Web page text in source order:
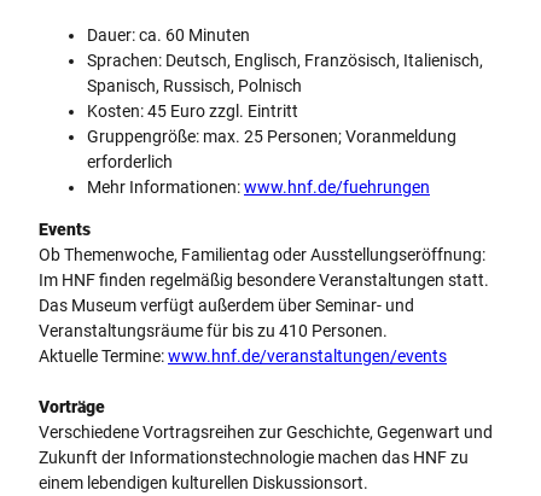
Dauer: ca. 60 Minuten
Sprachen: Deutsch, Englisch, Französisch, Italienisch,
Spanisch, Russisch, Polnisch
Kosten: 45 Euro zzgl. Eintritt
Gruppengröße: max. 25 Personen; Voranmeldung
erforderlich
Mehr Informationen:www.hnf.de/fuehrungen
Events
Ob Themenwoche, Familientag oder Ausstellungseröffnung:
Im HNF finden regelmäßig besondere Veranstaltungen statt.
Das Museum verfügt außerdem über Seminar- und
Veranstaltungsräume für bis zu 410 Personen.
Aktuelle Termine:www.hnf.de/veranstaltungen/events
Vorträge
Verschiedene Vortragsreihen zur Geschichte, Gegenwart und
Zukunft der Informationstechnologie machen das HNF zu
einem lebendigen kulturellen Diskussionsort.